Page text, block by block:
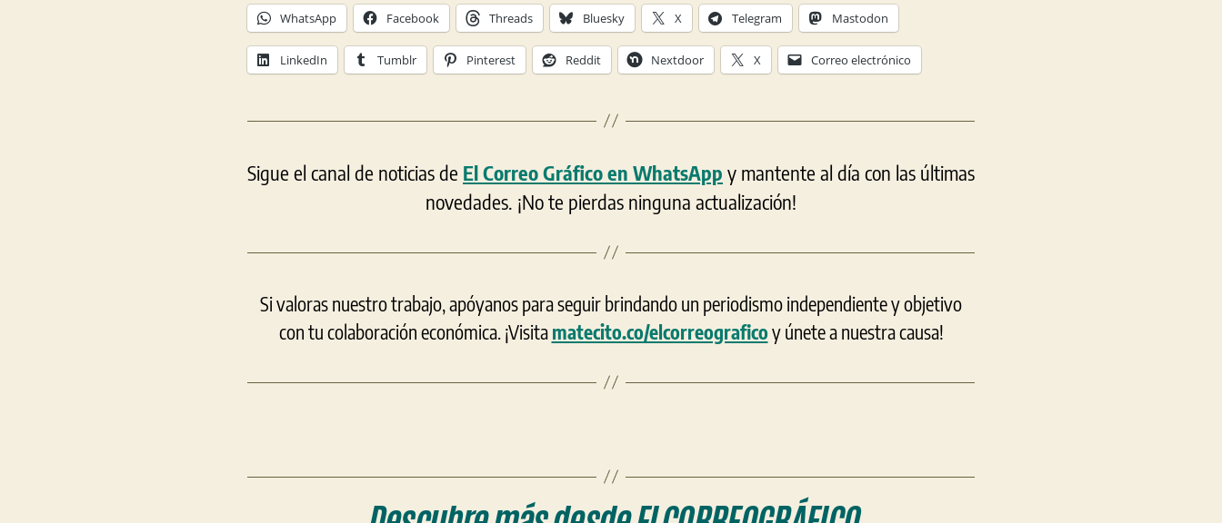
WhatsApp Facebook Threads Bluesky X Telegram Mastodon
LinkedIn Tumblr Pinterest Reddit Nextdoor X Correo electrónico
Sigue el canal de noticias de El Correo Gráfico en WhatsApp y mantente al día con las últimas
novedades. ¡No te pierdas ninguna actualización!
Si valoras nuestro trabajo, apóyanos para seguir brindando un periodismo independiente y objetivo
con tu colaboración económica. ¡Visitamatecito.co/elcorreograficoy únete a nuestra causa!